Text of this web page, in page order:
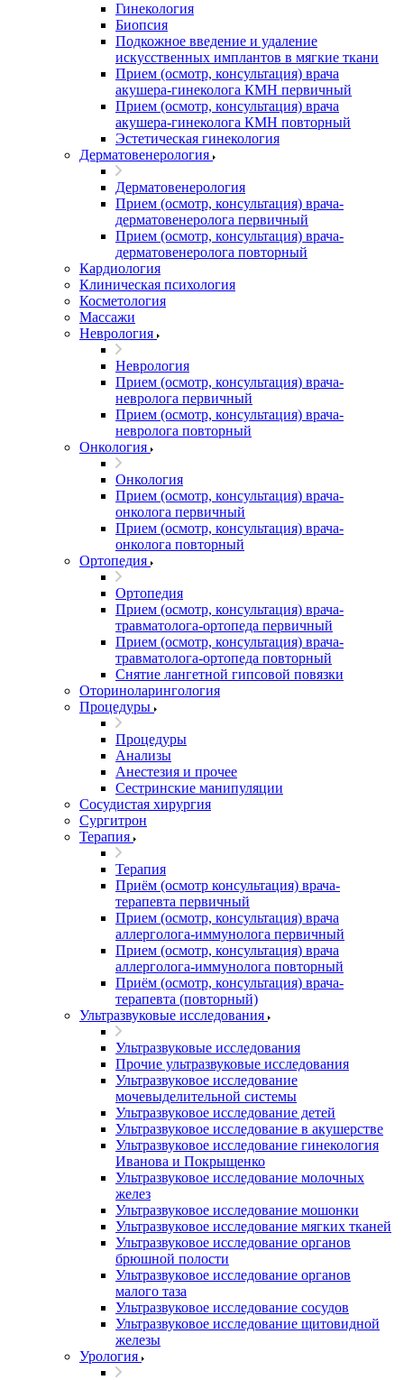
Гинекология
Биопсия
Подкожное введение и удаление
искусственных имплантов в мягкие ткани
Прием (осмотр, консультация) врача
акушера-гинеколога КМН первичный
Прием (осмотр, консультация) врача
акушера-гинеколога КМН повторный
Эстетическая гинекология
Дерматовенерология
Дерматовенерология
Прием (осмотр, консультация) врача-
дерматовенеролога первичный
Прием (осмотр, консультация) врача-
дерматовенеролога повторный
Кардиология
Клиническая психология
Косметология
Массажи
Неврология
Неврология
Прием (осмотр, консультация) врача-
невролога первичный
Прием (осмотр, консультация) врача-
невролога повторный
Онкология
Онкология
Прием (осмотр, консультация) врача-
онколога первичный
Прием (осмотр, консультация) врача-
онколога повторный
Ортопедия
Ортопедия
Прием (осмотр, консультация) врача-
травматолога-ортопеда первичный
Прием (осмотр, консультация) врача-
травматолога-ортопеда повторный
Снятие лангетной гипсовой повязки
Оториноларингология
Процедуры
Процедуры
Анализы
Анестезия и прочее
Сестринские манипуляции
Сосудистая хирургия
Сургитрон
Терапия
Терапия
Приём (осмотр консультация) врача-
терапевта первичный
Прием (осмотр, консультация) врача
аллерголога-иммунолога первичный
Прием (осмотр, консультация) врача
аллерголога-иммунолога повторный
Приём (осмотр, консультация) врача-
терапевта (повторный)
Ультразвуковые исследования
Ультразвуковые исследования
Прочие ультразвуковые исследования
Ультразвуковое исследование
мочевыделительной системы
Ультразвуковое исследование детей
Ультразвуковое исследование в акушерстве
Ультразвуковое исследование гинекология
Иванова и Покрыщенко
Ультразвуковое исследование молочных
желез
Ультразвуковое исследование мошонки
Ультразвуковое исследование мягких тканей
Ультразвуковое исследование органов
брюшной полости
Ультразвуковое исследование органов
малого таза
Ультразвуковое исследование сосудов
Ультразвуковое исследование щитовидной
железы
Урология